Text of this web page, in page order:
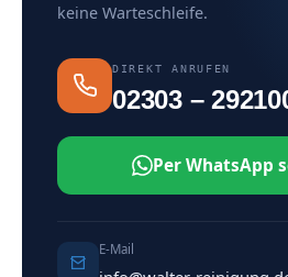
keine Warteschleife.
DIREKT ANRUFEN
02303 –
Per WhatsApp
E-Mail